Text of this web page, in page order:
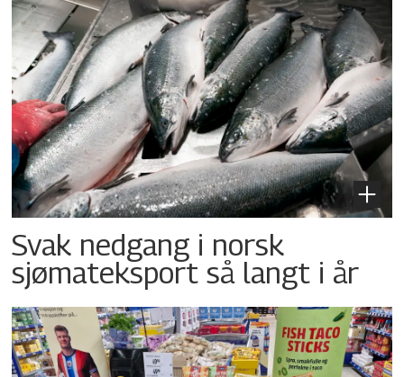
Svak nedgang i norsk
sjømateksport så langt i år